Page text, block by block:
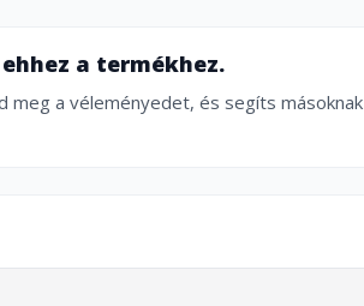
a termékhez.
meg a véleményedet, és segíts másoknak